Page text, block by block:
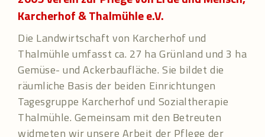
Karcherhof & Thalmühle e.V.
Die Landwirtschaft von Karcherhof und
Thalmühle umfasst ca. 27 ha Grünland und 3 ha
Gemüse- und Ackerbaufläche. Sie bildet die
räumliche Basis der beiden Einrichtungen
Tagesgruppe Karcherhof und Sozialtherapie
Thalmühle. Gemeinsam mit den Betreuten
widmeten wir unsere Arbeit der Pflege der